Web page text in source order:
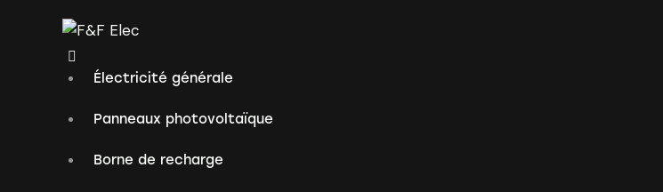
Électricité générale
Panneaux photovoltaïque
Borne de recharge